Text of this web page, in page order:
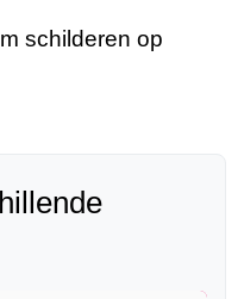
schilderen op